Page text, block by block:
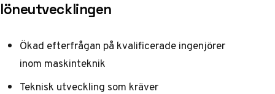
löneutvecklingen
Ökad efterfrågan på kvalificerade ingenjörer
inom maskinteknik
Teknisk utveckling som kräver